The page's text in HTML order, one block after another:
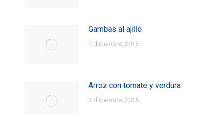
Gambas al ajillo
7 diciembre, 2015
Arroz con tomate y verdura
3 diciembre, 2015